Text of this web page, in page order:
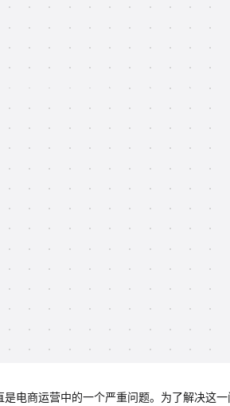
电商运营中的一个严重问题。为了解决这